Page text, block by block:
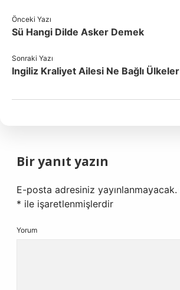
Önceki Yazı
Sü Hangi Dilde Asker Demek
Sonraki Yazı
Ingiliz Kraliyet Ailesi Ne Bağlı Ülkeler
Bir yanıt yazın
E-posta adresiniz yayınlanmayacak.
* ile işaretlenmişlerdir
Yorum